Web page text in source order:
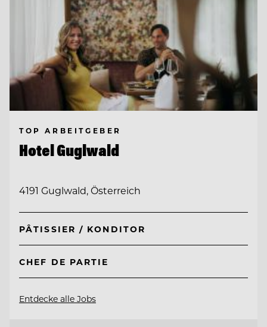
TOP ARBEITGEBER
Hotel Guglwald
4191 Guglwald, Österreich
PÂTISSIER / KONDITOR
CHEF DE PARTIE
Entdecke alle Jobs